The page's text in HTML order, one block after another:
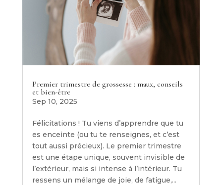
Premier trimestre de grossesse : maux, conseils
et bien-être
Sep 10, 2025
Félicitations ! Tu viens d’apprendre que tu
es enceinte (ou tu te renseignes, et c’est
tout aussi précieux). Le premier trimestre
est une étape unique, souvent invisible de
l’extérieur, mais si intense à l’intérieur. Tu
ressens un mélange de joie, de fatigue,...